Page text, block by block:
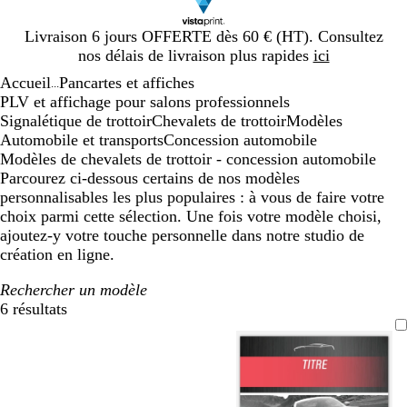
Livraison 6 jours OFFERTE dès 60 € (HT). Consultez
nos délais de livraison plus rapides ici
Diapositive
1
Accueil Pancartes et affiches
PLV et affichage pour salons professionnels
Signalétique de trottoirChevalets de trottoirModèles
Automobile et transportsConcession automobile
Modèles de chevalets de trottoir - concession automobile
Parcourez ci-dessous certains de nos modèles
personnalisables les plus populaires : à vous de faire votre
choix parmi cette sélection. Une fois votre modèle choisi,
ajoutez-y votre touche personnelle dans notre studio de
création en ligne.
Rechercher un modèle
6 résultats
Filtres